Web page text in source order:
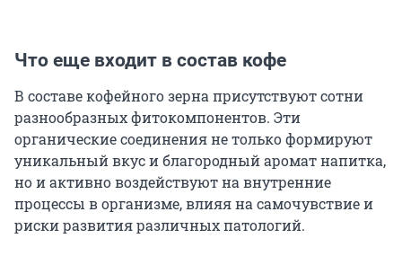
Что еще входит в состав кофе
В составе кофейного зерна присутствуют сотни
разнообразных фитокомпонентов. Эти
органические соединения не только формируют
уникальный вкус и благородный аромат напитка,
но и активно воздействуют на внутренние
процессы в организме, влияя на самочувствие и
риски развития различных патологий.